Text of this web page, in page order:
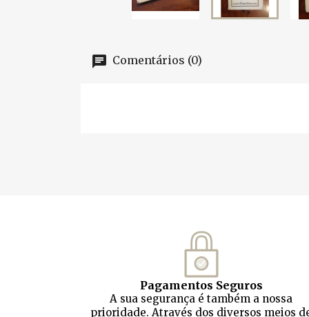
Comentários (0)
Pagamentos Seguros
A sua segurança é também a nossa
prioridade. Através dos diversos meios